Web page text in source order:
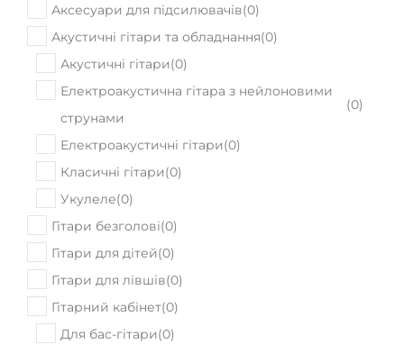
Аксесуари для підсилювачів(0)
Акустичні гітари та обладнання(0)
Акустичні гітари(0)
Електроакустична гітара з нейлоновими
струнами
(0)
Електроакустичні гітари(0)
Класичні гітари(0)
Укулеле(0)
Гітари безголові(0)
Гітари для дітей(0)
Гітари для лівшів(0)
Гітарний кабінет(0)
Для бас-гітари(0)